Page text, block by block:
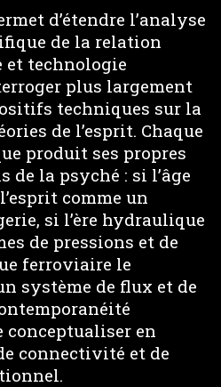
d’étendre l’analyse
de la relation
et technologie
plus largement
techniques sur la
de l’esprit. Chaque
produit ses propres
de la psyché : si l’âge
comme un
si l’ère hydraulique
de pressions et de
ferroviaire le
système de flux et de
conceptualiser en
connectivité et de